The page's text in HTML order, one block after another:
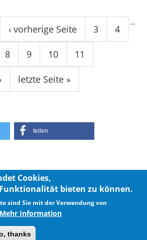
‹ vorherige Seite
…
3 4
8 9 10 11
letzte Seite »
teilen
Cookies,
bieten zu können.
sind Sie mit der Verwendung von
Mehr Information
thanks